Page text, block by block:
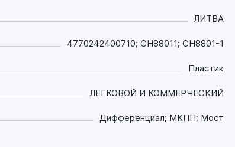
и снижает износ пальцев;
низкотемпературные свойства, что
смазывание, а также легкое и точное
переключение передач при любых
температурах окружающей среды (до -45 °C)
и при любых условиях эксплуатации;
- Обладает повышенной термоокислительной
ЛИТВА
4770242400710; CH88011; CH8801-1
Пластик
ЛЕГКОВОЙ И КОММЕРЧЕСКИЙ
Дифференциал; МКПП; Мост